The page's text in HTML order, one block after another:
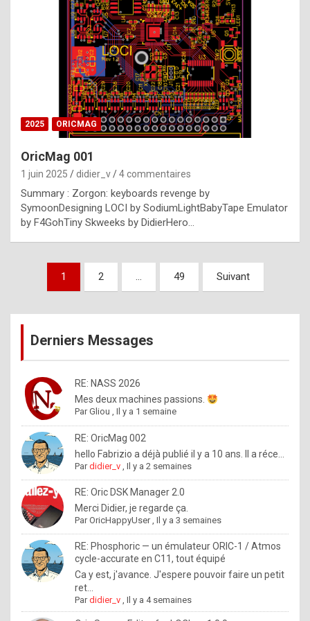
s
t
p
h
o
n
y
l
e
x
a
%
a
d
e
b
y
R
o
l
e
.
2025 ORICMAG
OricMag 001
1 juin 2025 didier_v 4 commentaires
Summary : Zorgon: keyboards revenge by
SymoonDesigning LOCI by SodiumLightBabyTape Emulator
by F4GohTiny Skweeks by DidierHero…
Pagination
publications
1 2 … 49 Suivant
Derniers Messages
RE: NASS 2026
Mes deux machines passions.
ParGliou ,Il y a 1 semaine
RE: OricMag 002
hello Fabrizio a déjà publié il y a 10 ans. Il a réce...
Pardidier_v ,Il y a 2 semaines
RE: Oric DSK Manager 2.0
Merci Didier, je regarde ça.
ParOricHappyUser,Il y a 3 semaines
RE: Phosphoric — un émulateur ORIC-1 / Atmos
cycle-accurate en C11, tout équipé
Ca y est, j'avance. J'espere pouvoir faire un petit
ret...
Pardidier_v ,Il y a 4 semaines